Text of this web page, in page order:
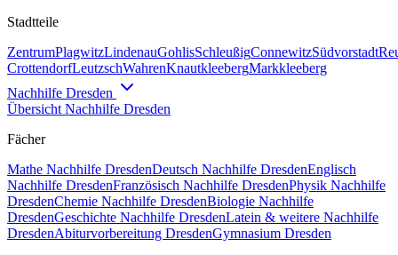
Stadtteile
ZentrumPlagwitzLindenauGohlisSchleußigConnewitzSüdvorstadt
CrottendorfLeutzschWahrenKnautkleebergMarkkleeberg
Nachhilfe Dresden
Übersicht Nachhilfe Dresden
Fächer
Mathe Nachhilfe DresdenDeutsch Nachhilfe DresdenEnglisch
Nachhilfe DresdenFranzösisch Nachhilfe DresdenPhysik Nachhilfe
DresdenChemie Nachhilfe DresdenBiologie Nachhilfe
DresdenGeschichte Nachhilfe DresdenLatein & weitere Nachhilfe
DresdenAbiturvorbereitung DresdenGymnasium Dresden